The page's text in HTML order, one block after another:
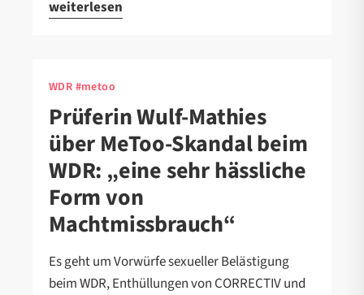
weiterlesen
WDR #metoo
Prüferin Wulf-Mathies
über MeToo-Skandal beim
WDR: „eine sehr hässliche
Form von
Machtmissbrauch“
Es geht um Vorwürfe sexueller Belästigung
beim WDR, Enthüllungen von CORRECTIV und